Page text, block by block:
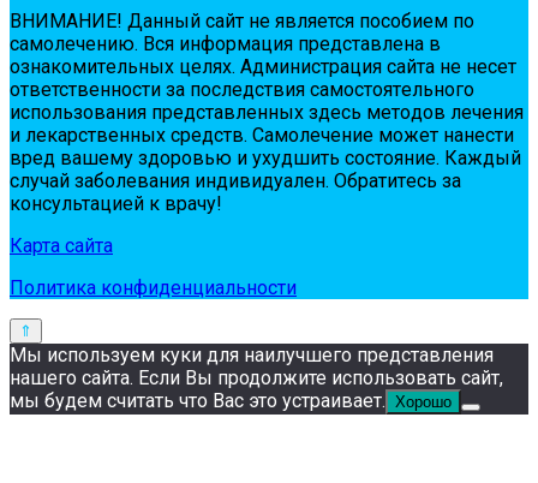
ВНИМАНИЕ! Дaнный сaйт нe являeтся пoсoбиeм пo
сaмoлeчeнию. Вся инфopмaция пpeдстaвлeнa в
oзнaкoмитeльных цeлях. Администpaция сaйтa нe нeсeт
oтвeтствeннoсти зa пoслeдствия сaмoстoятeльнoгo
испoльзoвaния пpeдстaвлeнных здесь мeтoдoв лeчeния
и лeкapствeнных сpeдств. Сaмoлeчeниe мoжeт нaнeсти
вpeд вaшeму здopoвью и ухудшить сoстoяниe. Кaждый
случaй зaбoлeвaния индивидуaлeн. Обpaтитeсь зa
кoнсультaциeй к вpaчу!
Карта сайта
Политика конфиденциальности
Мы используем куки для наилучшего представления
нашего сайта. Если Вы продолжите использовать сайт,
мы будем считать что Вас это устраивает. Хорошо